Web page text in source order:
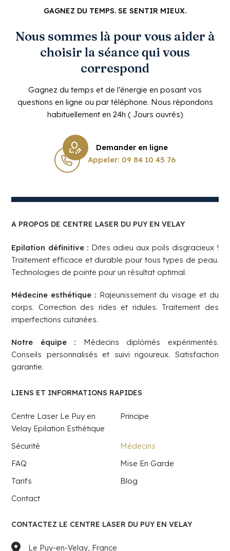
GAGNEZ DU TEMPS. SE SENTIR MIEUX.
Nous sommes là pour vous aider à
choisir la séance qui vous
correspond
Gagnez du temps et de l’énergie en posant vos
questions en ligne ou par téléphone. Nous répondons
habituellement en 24h ( Jours ouvrés)
Demander en ligne
Appeler: 09 84 10 45 76
A PROPOS DE CENTRE LASER DU PUY EN VELAY
Epilation définitive : Dites adieu aux poils disgracieux !
Traitement efficace et durable pour tous types de peau.
Technologies de pointe pour un résultat optimal.
Médecine esthétique : Rajeunissement du visage et du
corps. Correction des rides et ridules. Traitement des
imperfections cutanées.
Notre équipe : Médecins diplômés expérimentés.
Conseils personnalisés et suivi rigoureux. Satisfaction
garantie.
LIENS ET INFORMATIONS RAPIDES
Centre Laser Le Puy en
Velay Epilation Esthétique
Principe
Sécurité
Médecins
FAQ
Mise En Garde
Tarifs
Blog
Contact
CONTACTEZ LE CENTRE LASER DU PUY EN VELAY
Le Puy-en-Velay, France